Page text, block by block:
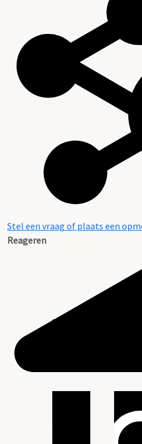
Stel een vraag of plaats een
Reageren